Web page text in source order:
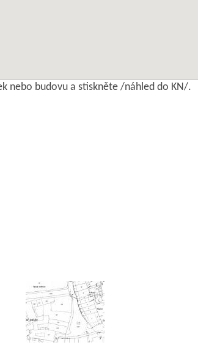
nebo budovu a stiskněte /náhled do KN/.